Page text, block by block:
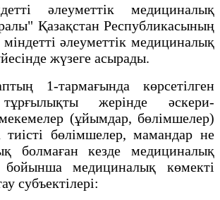
әлеуметтік медициналық
Қазақстан Республикасының
әлеуметтік медициналық
жүзеге асырады.
1-тармағында көрсетілген
жерінде әскери-
(ұйымдар, бөлімшелер)
тиісті бөлімшелер, мамандар не
болмаған кезде медициналық
бойынша медициналық көмекті
субъектілері: